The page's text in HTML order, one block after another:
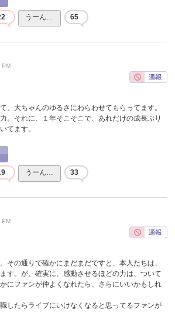
うーん… 65
PM
、大ちゃんのゆるさにわらわせてもらってます。
。それに、１年そこそこで、あれだけの成長ぶり
てます。
うーん… 33
PM
その通りで確かにまだまだですと、本人たちは、
す。が、確実に、感動させるほどの力は、ついて
にファンが仲よくなれたら、さらにいいかもしれ
したらライブにいけなくなると思ってるファンが